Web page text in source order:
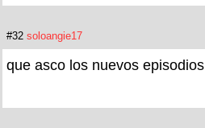
#32 soloangie17
que asco los nuevos episodios